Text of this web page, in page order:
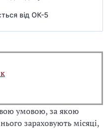
від ОК-5
умовою, за якою
зараховують місяці,